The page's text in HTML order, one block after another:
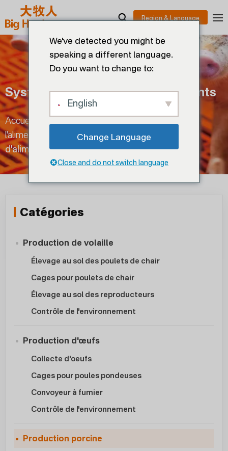
Système De Distribution D'aliments
Accueil Production porcine > Gestion de
l'alimentation
Système de distribution
d'aliments
Catégories
Production de volaille
Élevage au sol des poulets de chair
Cages pour poulets de chair
Élevage au sol des reproducteurs
Contrôle de l'environnement
Production d'œufs
Collecte d'oeufs
Cages pour poules pondeuses
Convoyeur à fumier
Contrôle de l'environnement
Production porcine
We've detected you might be
speaking a different language.
Do you want to change to:
English
Change Language
Close and do not switch language